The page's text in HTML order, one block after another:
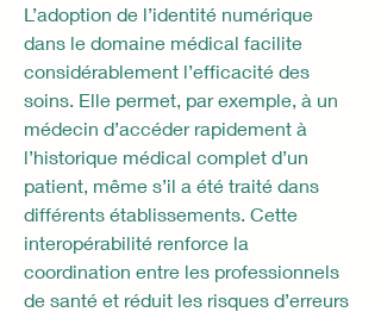
L’adoption de l’identité numérique
dans le domaine médical facilite
considérablement l’efficacité des
soins. Elle permet, par exemple, à un
médecin d’accéder rapidement à
l’historique médical complet d’un
patient, même s’il a été traité dans
différents établissements. Cette
interopérabilité renforce la
coordination entre les professionnels
de santé et réduit les risques d’erreurs